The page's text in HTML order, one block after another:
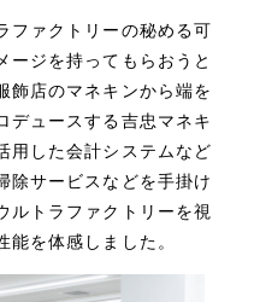
ファクトリーの秘める可
ージを持ってもらおうと
飾店のマネキンから端を
デュースする吉忠マネキ
用した会計システムなど
除サービスなどを手掛け
ルトラファクトリーを視
を体感しました。